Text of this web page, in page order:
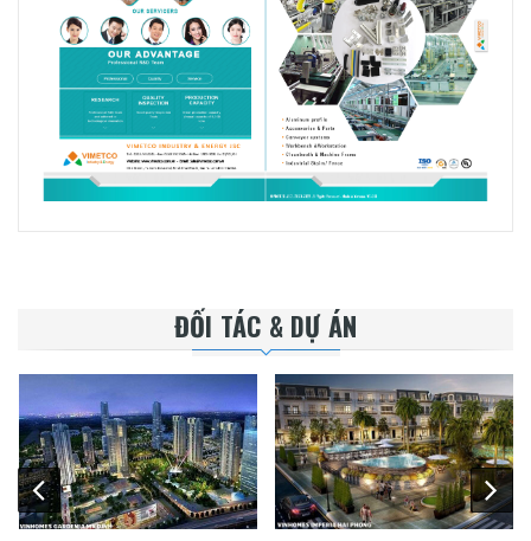
ĐỐI TÁC & DỰ ÁN